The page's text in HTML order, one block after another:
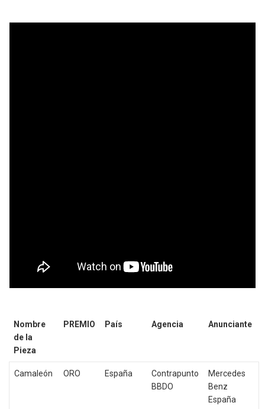
Nombre
de la
Pieza
PREMIO País Agencia Anunciante
Camaleón ORO España
Contrapunto
BBDO
Mercedes
Benz
España